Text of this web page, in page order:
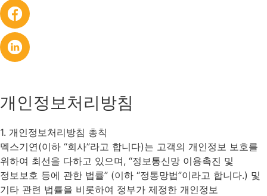
개인정보처리방침
1. 개인정보처리방침 총칙
멕스기연(이하 “회사”라고 합니다)는 고객의 개인정보 보호를
위하여 최선을 다하고 있으며, “정보통신망 이용촉진 및
정보보호 등에 관한 법률” (이하 “정통망법”이라고 합니다.) 및
기타 관련 법률을 비롯하여 정부가 제정한 개인정보